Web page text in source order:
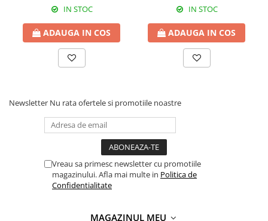
IN STOC
ADAUGA IN COS
IN STOC
ADAUGA IN COS
Newsletter Nu rata ofertele si promotiile noastre
Vreau sa primesc newsletter cu promotiile
magazinului. Afla mai multe in Politica de
Confidentialitate
MAGAZINUL MEU